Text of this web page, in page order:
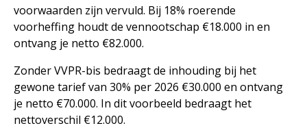
voorwaarden zijn vervuld. Bij 18% roerende
voorheffing houdt de vennootschap €18.000 in en
ontvang je netto €82.000.
Zonder VVPR-bis bedraagt de inhouding bij het
gewone tarief van 30% per 2026 €30.000 en ontvang
je netto €70.000. In dit voorbeeld bedraagt het
nettoverschil €12.000.